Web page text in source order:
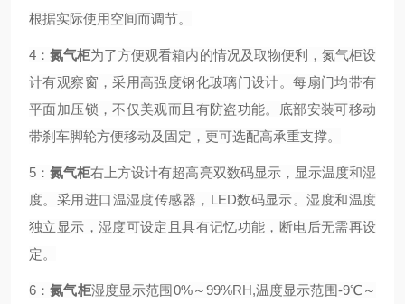
根据实际使用空间而调节。
4：氮气柜为了方便观看箱内的情况及取物便利，氮气柜设
计有观察窗，采用高强度钢化玻璃门设计。每扇门均带有
平面加压锁，不仅美观而且有防盗功能。底部安装可移动
带刹车脚轮方便移动及固定，更可选配高承重支撑。
5：氮气柜右上方设计有超高亮双数码显示，显示温度和湿
度。采用进口温湿度传感器，LED数码显示。湿度和温度
独立显示，湿度可设定且具有记忆功能，断电后无需再设
定。
6：氮气柜湿度显示范围0%～99%RH,温度显示范围-9℃～